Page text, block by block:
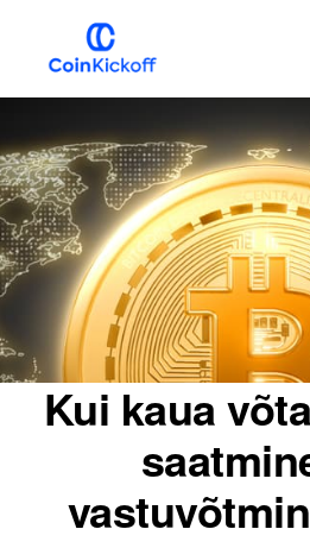
main
content
COIN
Kui kaua